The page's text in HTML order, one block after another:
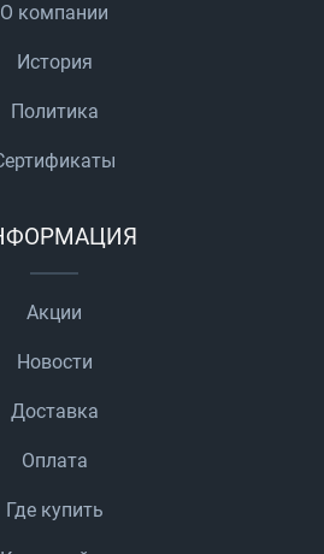
О компании
История
Политика
Акции
Новости
Доставка
Оплата
Где купить